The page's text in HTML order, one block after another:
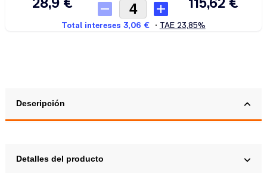
Descripción
Detalles del producto